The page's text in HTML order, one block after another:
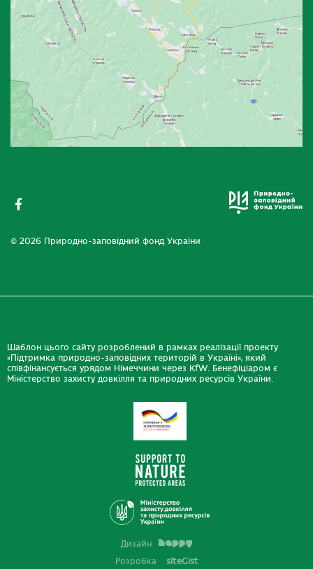
© 2026 Природно-заповідний фонд України
Шаблон цього сайту розроблений в рамках реалізації проекту
«Підтримка природно-заповідних територій в Україні», який
співфінансується урядом Німеччини через KfW. Бенефіціаром є
Міністерство захисту довкілля та природних ресурсів України.
Дизайн
Розробка
siteGist